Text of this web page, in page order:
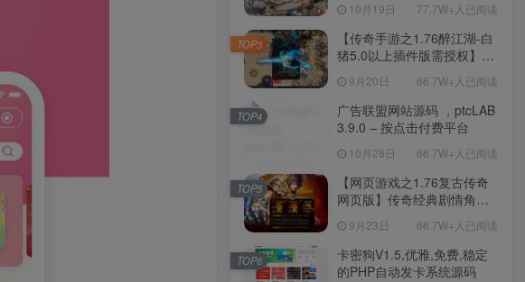
Linux服务端源码视频架设教
程-新版多功能GM网页后台
工具-安卓苹果IOS双端版
本！
10月19日 77.7W+人已阅读
【传奇手游之1.76醉江湖-白
猪5.0以上插件版需授权】三
手游-Win服务端源码视频架
设教程-新版GM多功能网页
授权物品后台-九层妖塔-法宠
直冲网页后台-安卓苹果IOS
双端版本！
9月20日 66.7W+人已阅读
TOP3
广告联盟网站源码 ，ptcLAB
3.9.0 – 按点击付费平台
10月28日 66.7W+人已阅读
TOP4
【网页游戏之1.76复古传奇
网页版】传奇经典剧情角色
扮演网页游戏-一键单机-打包
Win服务端源码视频架设教
程！
9月23日 66.7W+人已阅读
TOP5
卡密狗V1.5,优雅,免费,稳定
的PHP自动发卡系统源码
TOP6